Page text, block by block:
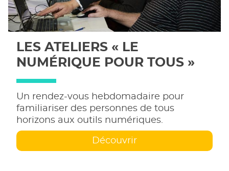
LES ATELIERS « LE
NUMÉRIQUE POUR TOUS »
Un rendez-vous hebdomadaire pour
familiariser des personnes de tous
horizons aux outils numériques.
Découvrir